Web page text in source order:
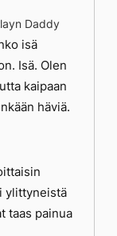
Daddy
isä
Isä. Olen
kaipaan
häviä.
ylittyneistä
taas painua